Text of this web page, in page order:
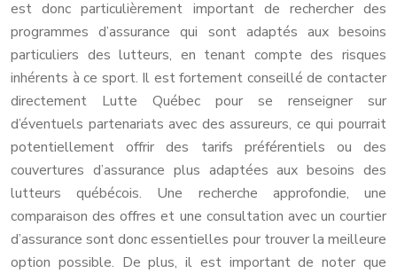
est donc particulièrement important de rechercher des
programmes d’assurance qui sont adaptés aux besoins
particuliers des lutteurs, en tenant compte des risques
inhérents à ce sport. Il est fortement conseillé de contacter
directement Lutte Québec pour se renseigner sur
d’éventuels partenariats avec des assureurs, ce qui pourrait
potentiellement offrir des tarifs préférentiels ou des
couvertures d’assurance plus adaptées aux besoins des
lutteurs québécois. Une recherche approfondie, une
comparaison des offres et une consultation avec un courtier
d’assurance sont donc essentielles pour trouver la meilleure
option possible. De plus, il est important de noter que